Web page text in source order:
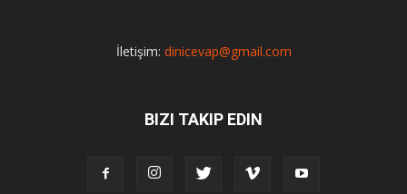
İletişim: dinicevap@gmail.com
BIZI TAKIP EDIN